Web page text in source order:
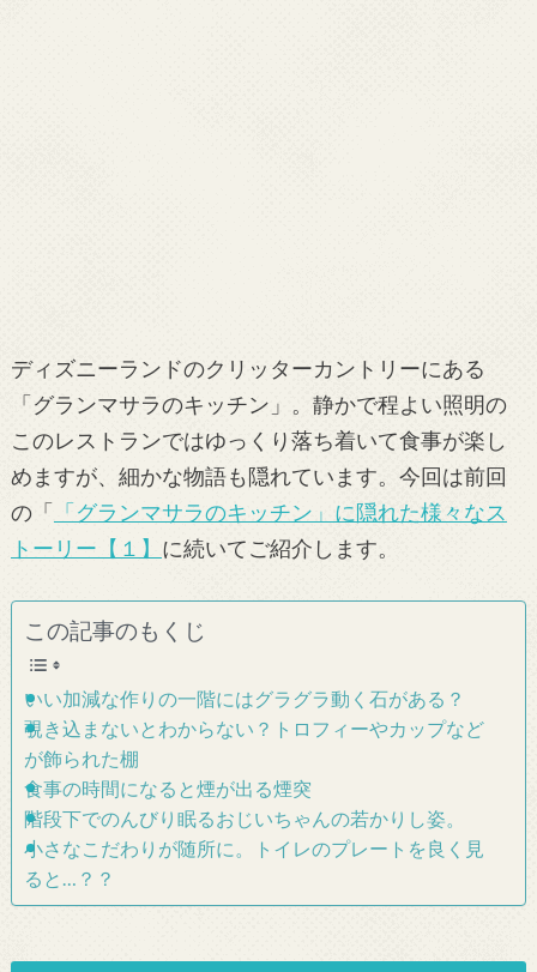
ディズニーランドのクリッターカントリーにある
「グランマサラのキッチン」。静かで程よい照明の
このレストランではゆっくり落ち着いて食事が楽し
めますが、細かな物語も隠れています。今回は前回
の「 「グランマサラのキッチン」に隠れた様々なス
トーリー【１】 に続いてご紹介します。
この記事のもくじ
いい加減な作りの一階にはグラグラ動く石がある？
覗き込まないとわからない？トロフィーやカップなど
が飾られた棚
食事の時間になると煙が出る煙突
階段下でのんびり眠るおじいちゃんの若かりし姿。
小さなこだわりが随所に。トイレのプレートを良く見
ると…？？